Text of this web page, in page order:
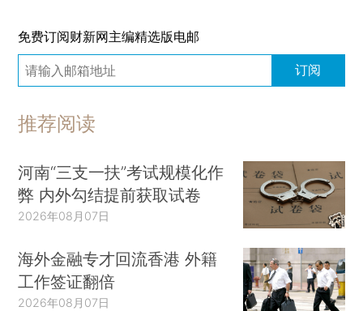
免费订阅财新网主编精选版电邮
订阅
推荐阅读
河南“三支一扶”考试规模化作
弊 内外勾结提前获取试卷
2026年08月07日
海外金融专才回流香港 外籍
工作签证翻倍
2026年08月07日